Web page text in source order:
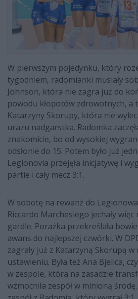
W pierwszym pojedynku, który
tygodniem, radomianki musiały
Johnson, która nie zagra już do
powodu kłopotów zdrowotnych, a
Katarzyny Skorupy, która nie
urazu nadgarstka. Radomka
znakomicie, bo od wysokiej
odsłonie do 15. Potem było już
Legionovia przejęła inicjatywę i
partie i cały mecz 3:1.
W sobotę na rewanż do
Riccardo Marchesiego jechały
gardle. Porażka przekreślała
awans do najlepszej czwórki. W
zagrały już z Katarzyną Skorupą w
ustawieniu. Była też Ana Bjelica,
w zespole, która na zasadzie
wzmocniła zespół w minioną